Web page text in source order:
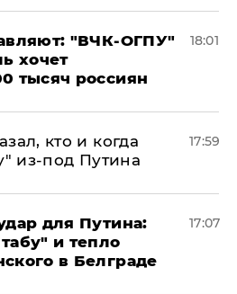
"ВЧК-ОГПУ"
хочет
тысяч россиян
18:01
кто и когда
из-под Путина
17:59
для Путина:
и тепло
в Белграде
17:07